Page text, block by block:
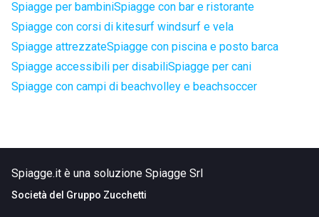
Spiagge per bambiniSpiagge con bar e ristorante
Spiagge con corsi di kitesurf windsurf e vela
Spiagge attrezzateSpiagge con piscina e posto barca
Spiagge accessibili per disabiliSpiagge per cani
Spiagge con campi di beachvolley e beachsoccer
Spiagge.it è una soluzione Spiagge Srl
Società del Gruppo Zucchetti